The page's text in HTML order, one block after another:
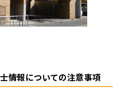
情報についての注意事項